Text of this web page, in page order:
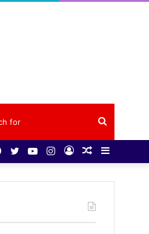
for
Sidebar
Random
Log
Instagram
YouTube
Twitter
Facebook